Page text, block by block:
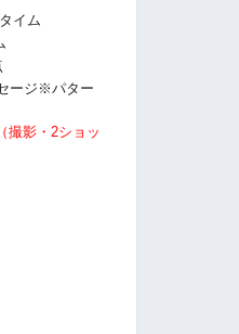
イム
ージ※パター
撮影・2ショッ